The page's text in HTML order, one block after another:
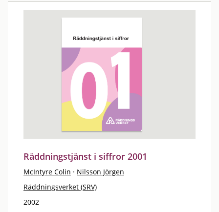
Räddningstjänst i siffror 2001
McIntyre Colin · Nilsson Jörgen
Räddningsverket (SRV)
2002